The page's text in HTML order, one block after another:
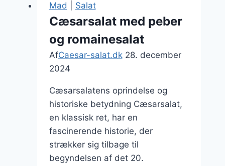
frisk
og
let
Mad Salat
Cæsarsalat med peber
og romainesalat
AfCaesar-salat.dk 28. december
2024
Cæsarsalatens oprindelse og
historiske betydning Cæsarsalat,
en klassisk ret, har en
fascinerende historie, der
strækker sig tilbage til
begyndelsen af det 20.